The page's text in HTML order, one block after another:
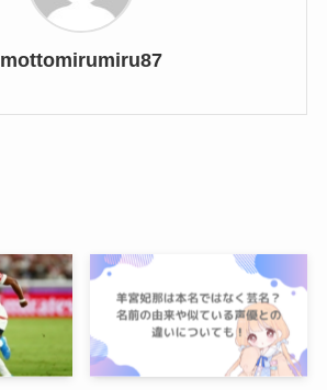
mottomirumiru87